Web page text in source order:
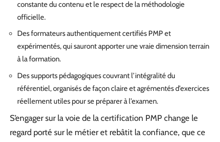
constante du contenu et le respect de la méthodologie
officielle.
Des formateurs authentiquement certifiés PMP et
expérimentés, qui sauront apporter une vraie dimension terrain
à la formation.
Des supports pédagogiques couvrant l’intégralité du
référentiel, organisés de façon claire et agrémentés d’exercices
réellement utiles pour se préparer à l’examen.
S’engager sur la voie de la certification PMP change le
regard porté sur le métier et rebâtit la confiance, que ce